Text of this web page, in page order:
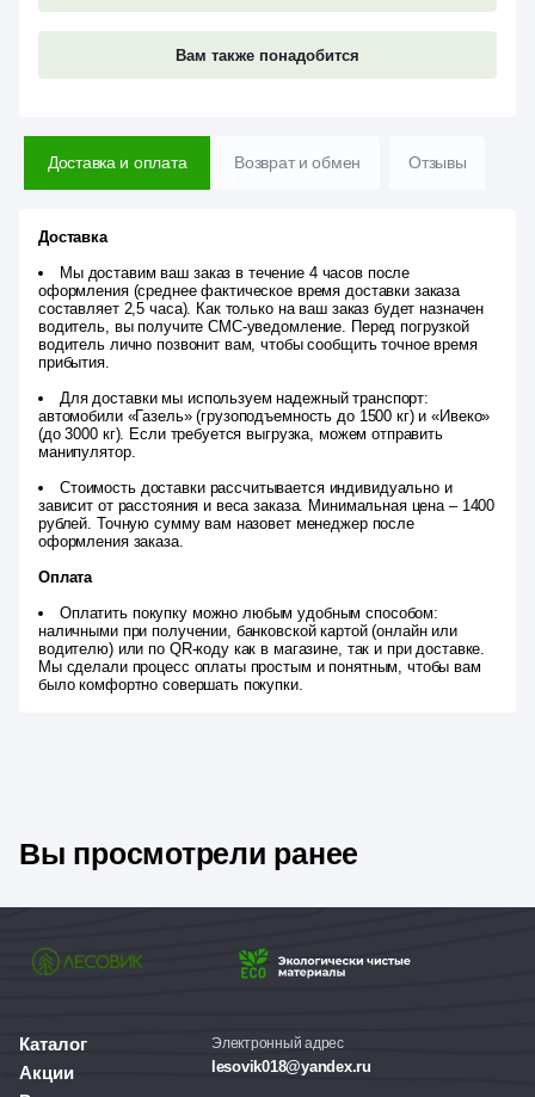
Вам также понадобится
Доставка и оплата Возврат и обмен Отзывы
Доставка
Мы доставим ваш заказ в течение 4 часов после
оформления (среднее фактическое время доставки заказа
составляет 2,5 часа). Как только на ваш заказ будет назначен
водитель, вы получите СМС-уведомление. Перед погрузкой
водитель лично позвонит вам, чтобы сообщить точное время
прибытия.
Для доставки мы используем надежный транспорт:
автомобили «Газель» (грузоподъемность до 1500 кг) и «Ивеко»
(до 3000 кг). Если требуется выгрузка, можем отправить
манипулятор.
Стоимость доставки рассчитывается индивидуально и
зависит от расстояния и веса заказа. Минимальная цена – 1400
рублей. Точную сумму вам назовет менеджер после
оформления заказа.
Оплата
Оплатить покупку можно любым удобным способом:
наличными при получении, банковской картой (онлайн или
водителю) или по QR-коду как в магазине, так и при доставке.
Мы сделали процесс оплаты простым и понятным, чтобы вам
было комфортно совершать покупки.
Вы просмотрели ранее
Каталог
Акции
Электронный адрес
lesovik018@yandex.ru